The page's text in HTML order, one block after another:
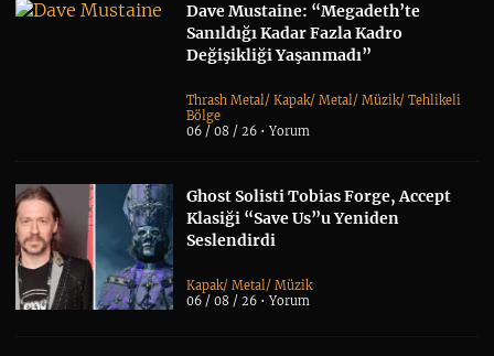
Dave Mustaine: “Megadeth’te
Sanıldığı Kadar Fazla Kadro
Değişikliği Yaşanmadı”
Thrash Metal/Kapak/Metal/Müzik/Tehlikeli
Bölge
06 / 08 / 26 •Yorum
Ghost Solisti Tobias Forge, Accept
Klasiği “Save Us”u Yeniden
Seslendirdi
Kapak/Metal/Müzik
06 / 08 / 26 •Yorum